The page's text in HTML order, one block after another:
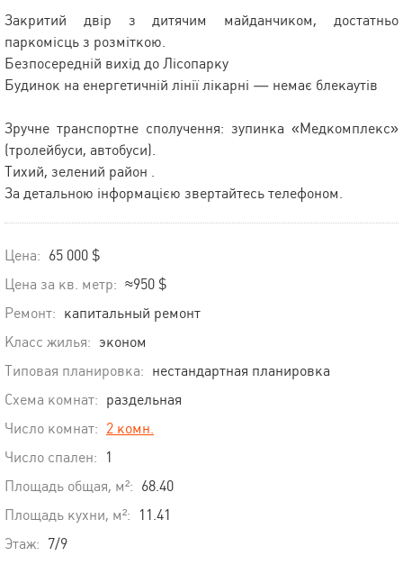
Закритий двір з дитячим майданчиком, достатньо
паркомісць з розміткою.
Безпосередній вихід до Лісопарку
Будинок на енергетичній лінії лікарні — немає блекаутів
Зручне транспортне сполучення: зупинка «Медкомплекс»
(тролейбуси, автобуси).
Тихий, зелений район .
За детальною інформацією звертайтесь телефоном.
Цена: 65 000 $
Цена за кв. метр: ≈950 $
Ремонт: капитальный ремонт
Класс жилья: эконом
Типовая планировка: нестандартная планировка
Схема комнат: раздельная
Число комнат: 2 комн.
Число спален:
1
Площадь общая, м²: 68.40
Площадь кухни, м²:
11.41
Этаж: 7/9